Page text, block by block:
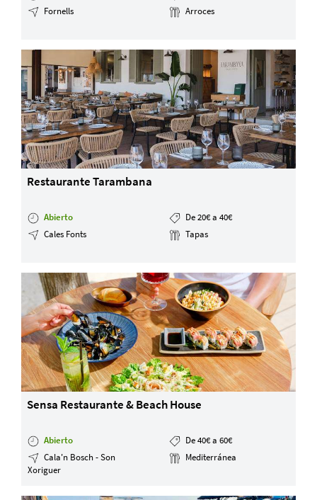
Fornells
Arroces
Restaurante Tarambana
Abierto
De 20€ a 40€
Cales Fonts
Tapas
Sensa Restaurante & Beach House
Abierto
De 40€ a 60€
Cala'n Bosch - Son
Xoriguer
Mediterránea